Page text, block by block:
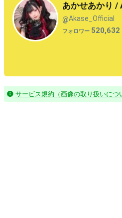
あかせあかり /
@Akase_Official
フォロワー 520,632
サービス規約（画像の取り扱いにつ